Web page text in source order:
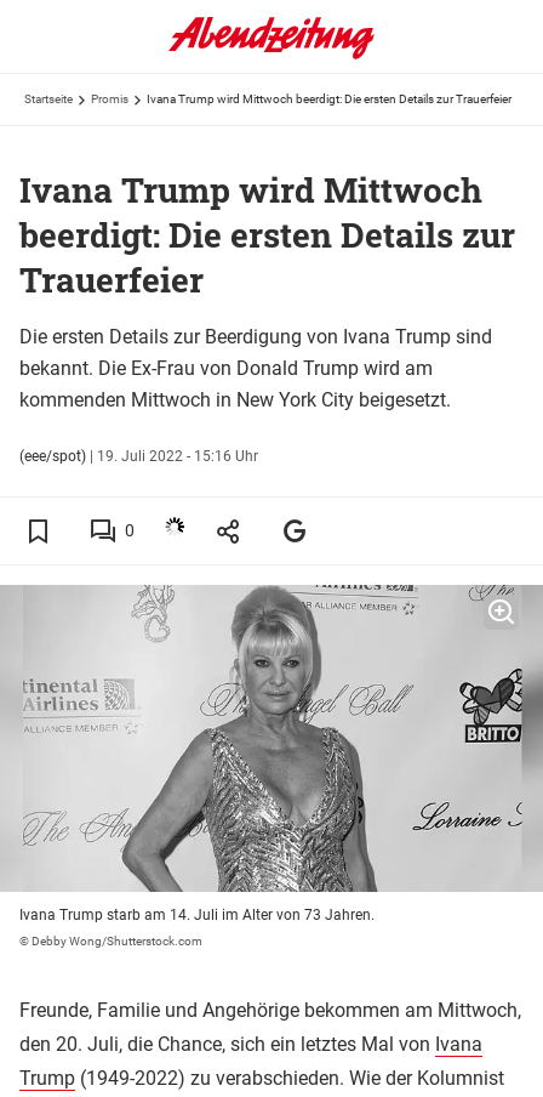
Startseite Promis Ivana Trump wird Mittwoch beerdigt: Die ersten Details zur Trauerfeier
Ivana Trump wird Mittwoch
beerdigt: Die ersten Details zur
Trauerfeier
Die ersten Details zur Beerdigung von Ivana Trump sind
bekannt. Die Ex-Frau von Donald Trump wird am
kommenden Mittwoch in New York City beigesetzt.
(eee/spot) | 19. Juli 2022 - 15:16 Uhr
0
Ivana Trump starb am 14. Juli im Alter von 73 Jahren.
© Debby Wong/Shutterstock.com
Freunde, Familie und Angehörige bekommen am Mittwoch,
den 20. Juli, die Chance, sich ein letztes Mal von Ivana
Trump (1949-2022) zu verabschieden. Wie der Kolumnist